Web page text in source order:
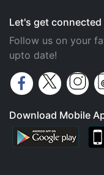
Let's get connected
Follow us on your
upto date!
Download Mobile